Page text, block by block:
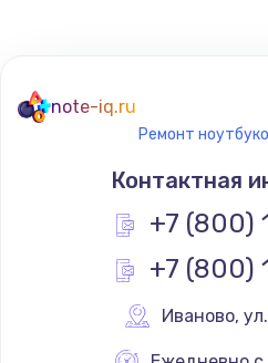
note-iq.ru
Ремонт
Контактная
+7 (800)
+7 (800)
Иваново,